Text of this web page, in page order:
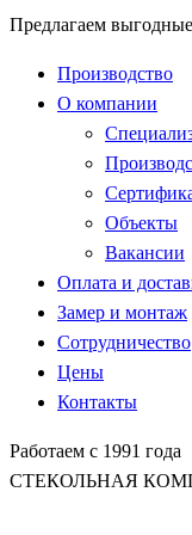
Предлагаем
Производство
О компании
Объекты
Вакансии
Оплата и
Замер и монтаж
Сотрудничество
Цены
Контакты
Работаем с 1991 года
СТЕКОЛЬНАЯ